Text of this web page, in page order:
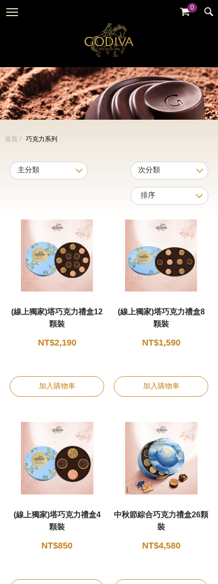
0
全部
品牌活動
全部
暢銷系列
金裝禮盒
松露禮盒
童趣系列
新品 / 季節性商品
百年限定系列
冰享系列
中秋系列
巧克力餅乾
巧克力磚/巧克力豆
全部
牛奶巧克力
白巧克力
綜合巧克力
婚禮系列
GODIVA故事
GODIVA品質承諾
GODIVA大師團隊
首頁 巧克力系列
(線上獨家)塔巧克力禮盒12
顆裝
NT$2,190
加入購物車
(線上獨家)塔巧克力禮盒8
顆裝
NT$1,590
加入購物車
(線上獨家)塔巧克力禮盒4
顆裝
NT$850
中秋節綜合巧克力禮盒26顆
裝
NT$4,580